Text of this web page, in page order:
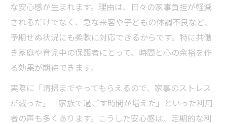
な安心感が生まれます。理由は、日々の家事負担が軽減
されるだけでなく、急な来客や子どもの体調不良など、
予期せぬ状況にも柔軟に対応できるからです。特に共働
き家庭や育児中の保護者にとって、時間と心の余裕を作
る効果が期待できます。
実際に「清掃までやってもらえるので、家事のストレス
が減った」「家族で過ごす時間が増えた」といった利用
者の声も多くあります。こうした安心感は、定期的な利